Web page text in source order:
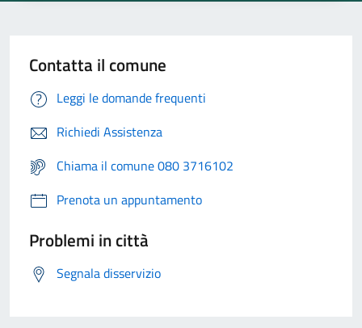
Contatta il comune
Leggi le domande frequenti
Richiedi Assistenza
Chiama il comune 080 3716102
Prenota un appuntamento
Problemi in città
Segnala disservizio